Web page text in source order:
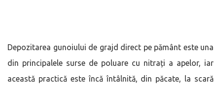
Depozitarea gunoiului de grajd direct pe pământ este una
din principalele surse de poluare cu nitrați a apelor, iar
această practică este încă întâlnită, din păcate, la scară